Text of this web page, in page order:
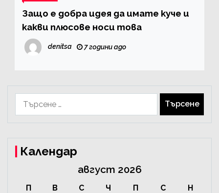
Защо е добра идея да имате куче и
какви плюсове носи това
denitsa 7 години ago
Календар
август 2026
П В С Ч П С
Н